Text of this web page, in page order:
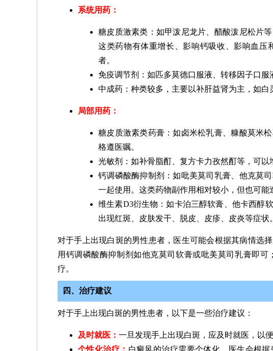
系统用药：
糖皮质激素类：如甲泼尼龙片、醋酸泼尼松片
这类药物有体重增长、影响钙吸收、影响血压
者。
免疫调节剂：如匹多莫德口服液、转移因子口服
中成药：种类较多，主要以补肝益肾为主，如白
局部用药：
糖皮质激素类药膏：如卤米松乳膏、糠酸莫米
格遵医嘱。
光敏剂：如补骨脂酊、复方卡力孜然酊等，可以
钙调磷酸酶抑制剂：如吡美莫司乳膏、他克莫
一起使用。这类药物副作用相对较小，但也可能
维生素D3衍生物：如卡泊三醇软膏、他卡西醇
出现红斑、皮肤发干、脱皮、皮疹、皮炎等症状。
对于手上出现白斑的男性患者，医生可能会根据其病情选
用钙调磷酸酶抑制剂如他克莫司软膏或吡美莫司乳膏即
疗。
四、治疗建议
对于手上出现白斑的男性患者，以下是一些治疗建议：
及时就医： 一旦发现手上出现白斑，应及时就医，以
个性化治疗： 白癜风的治疗需要个体化，医生会根